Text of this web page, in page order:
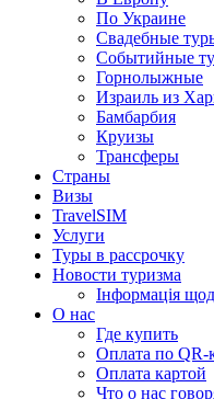
По Украине
Свадебные
Событийные
Горнолыжные
Израиль из
Бамбарбия
Круизы
Трансферы
Страны
Визы
TravelSIM
Услуги
Туры в рассрочку
Новости туризма
Інформація
О нас
Где купить
Оплата по QR-
Оплата картой
Что о нас